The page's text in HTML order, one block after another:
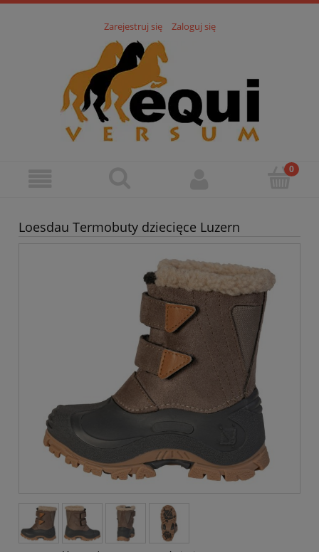
Zarejestruj się Zaloguj się
Loesdau Termobuty dziecięce Luzern